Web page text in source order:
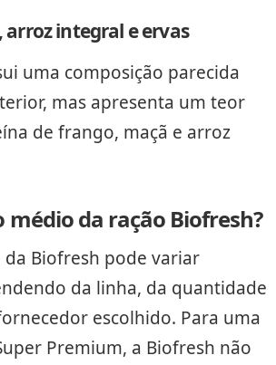
arroz integral e ervas
uma composição parecida
mas apresenta um teor
de frango, maçã e arroz
médio da ração Biofresh?
Biofresh pode variar
da linha, da quantidade
escolhido. Para uma
Premium, a Biofresh não